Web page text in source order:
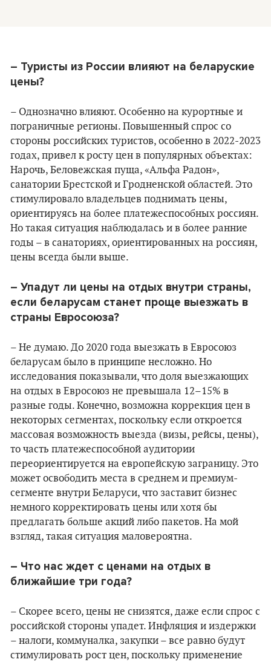
– Туристы из России влияют на беларуские
цены?
– Однозначно влияют. Особенно на курортные и
пограничные регионы. Повышенный спрос со
стороны российских туристов, особенно в 2022-2023
годах, привел к росту цен в популярных объектах:
Нарочь, Беловежская пуща, «Альфа Радон»,
санатории Брестской и Гродненской областей. Это
стимулировало владельцев поднимать цены,
ориентируясь на более платежеспособных россиян.
Но такая ситуация наблюдалась и в более ранние
годы – в санаториях, ориентированных на россиян,
цены всегда были выше.
– Упадут ли цены на отдых внутри страны,
если беларусам станет проще выезжать в
страны Евросоюза?
– Не думаю. До 2020 года выезжать в Евросоюз
беларусам было в принципе несложно. Но
исследования показывали, что доля выезжающих
на отдых в Евросоюз не превышала 12–15% в
разные годы. Конечно, возможна коррекция цен в
некоторых сегментах, поскольку если откроется
массовая возможность выезда (визы, рейсы, цены),
то часть платежеспособной аудитории
переориентируется на европейскую заграницу. Это
может освободить места в среднем и премиум-
сегменте внутри Беларуси, что заставит бизнес
немного корректировать цены или хотя бы
предлагать больше акций либо пакетов. На мой
взгляд, такая ситуация маловероятна.
– Что нас ждет с ценами на отдых в
ближайшие три года?
– Скорее всего, цены не снизятся, даже если спрос с
российской стороны упадет. Инфляция и издержки
– налоги, коммуналка, закупки – все равно будут
стимулировать рост цен, поскольку применение